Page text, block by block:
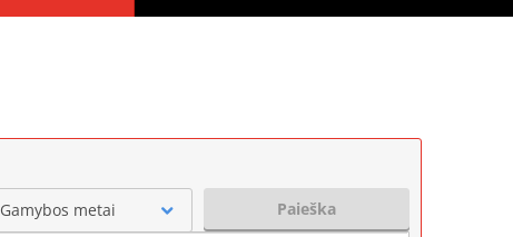
Gamybos metai Paieška